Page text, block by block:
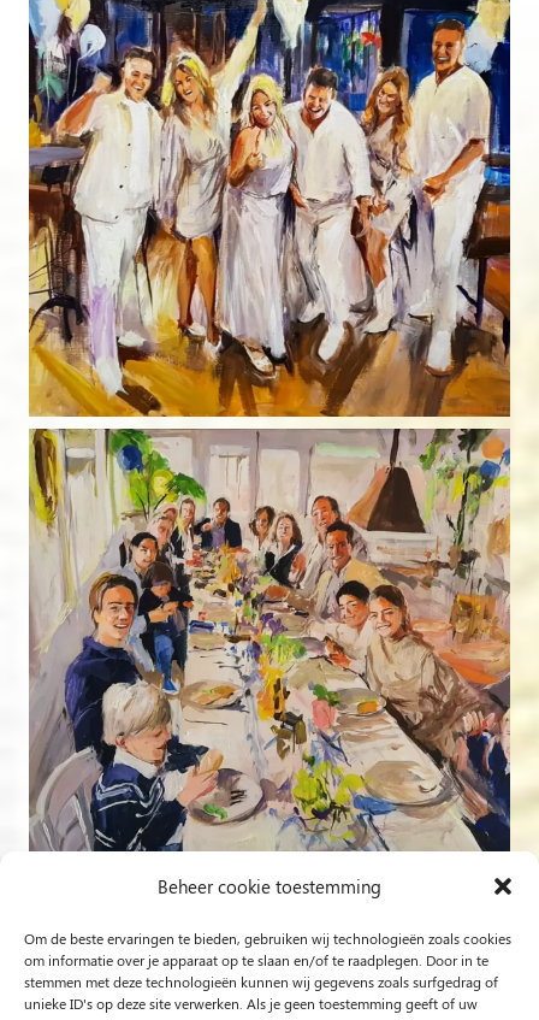
Beheer cookie toestemming
Om de beste ervaringen te bieden, gebruiken wij technologieën zoals cookies
om informatie over je apparaat op te slaan en/of te raadplegen. Door in te
stemmen met deze technologieën kunnen wij gegevens zoals surfgedrag of
unieke ID's op deze site verwerken. Als je geen toestemming geeft of uw
Volg op Instagram